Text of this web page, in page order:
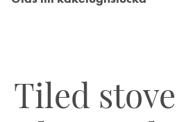
Tiled stove |